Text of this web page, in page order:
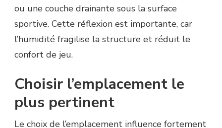
ou une couche drainante sous la surface
sportive. Cette réflexion est importante, car
l’humidité fragilise la structure et réduit le
confort de jeu.
Choisir l’emplacement le
plus pertinent
Le choix de l’emplacement influence fortement